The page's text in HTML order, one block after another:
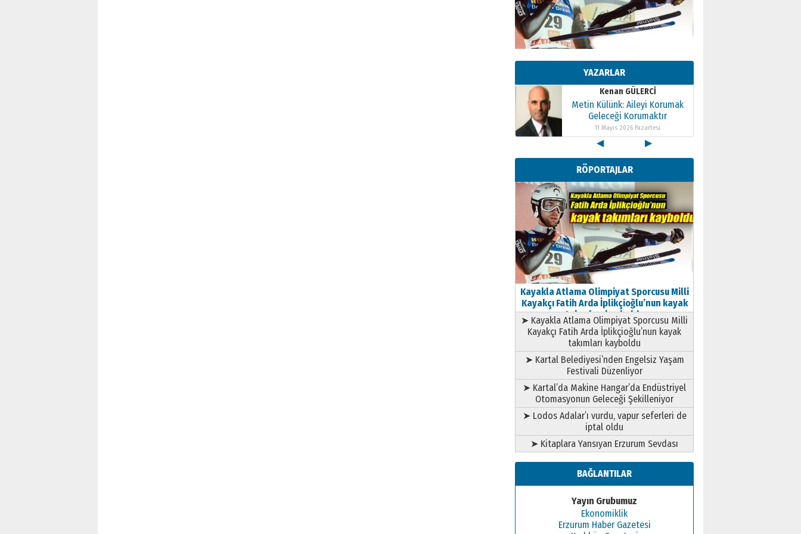
YAZARLAR
Kenan GÜLERCİ
Metin Külünk: Aileyi Korumak
Geleceği Korumaktır
11 Mayıs 2026 Pazartesi
Kenan GÜLERCİ
Metin Külünk: Aileyi Korumak
Geleceği Korumaktır
11 Mayıs 2026 Pazartesi
Kenan GÜLERCİ
Metin Külünk: Aileyi Korumak
Geleceği Korumaktır
11 Mayıs 2026 Pazartesi
◀ ▶
RÖPORTAJLAR
Kayakla Atlama Olimpiyat Sporcusu Milli
Kayakçı Fatih Arda İplikçioğlu’nun kayak
takımları kayboldu
➤ Kayakla Atlama Olimpiyat Sporcusu Milli
Kayakçı Fatih Arda İplikçioğlu’nun kayak
takımları kayboldu
➤ Kartal Belediyesi’nden Engelsiz Yaşam
Festivali Düzenliyor
➤ Kartal’da Makine Hangar’da Endüstriyel
Otomasyonun Geleceği Şekilleniyor
➤ Lodos Adalar’ı vurdu, vapur seferleri de
iptal oldu
➤ Kitaplara Yansıyan Erzurum Sevdası
BAĞLANTILAR
Yayın Grubumuz
Ekonomiklik
Erzurum Haber Gazetesi